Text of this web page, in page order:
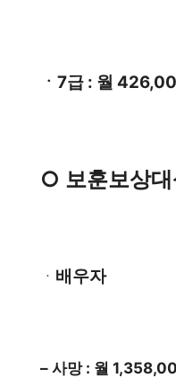
ㆍ7급 : 월
○ 보훈보상
ㆍ 배우자
– 사망 : 월